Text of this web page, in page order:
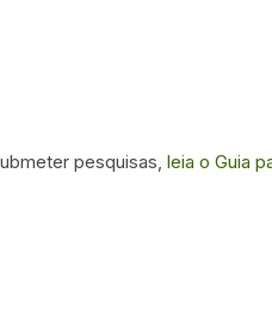
pesquisas, leia o Guia